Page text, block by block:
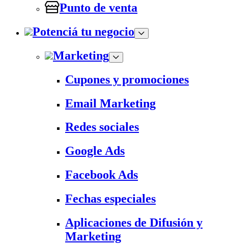
Punto de venta
Potenciá tu negocio
Marketing
Cupones y promociones
Email Marketing
Redes sociales
Google Ads
Facebook Ads
Fechas especiales
Aplicaciones de Difusión y
Marketing